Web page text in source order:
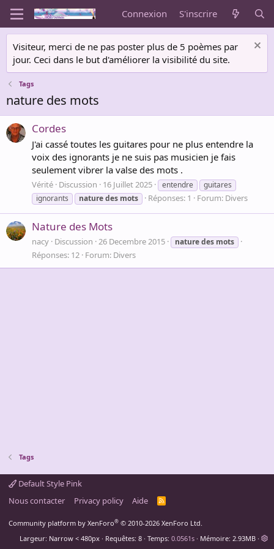
Connexion S'inscrire
Visiteur, merci de ne pas poster plus de 5 poèmes par
jour. Ceci dans le but d'améliorer la visibilité du site.
Tags
nature des mots
Cordes
J'ai cassé toutes les guitares pour ne plus entendre la
voix des ignorants je ne suis pas musicien je fais
seulement vibrer la valse des mots .
Vérité Discussion 16 Juillet 2025 entendre
guitares
ignorants
naturedes mots Réponses: 1 Forum: Divers
Nature des Mots
nacy Discussion 26 Decembre 2015 naturedes mots
Réponses: 12 Forum: Divers
Tags
Default Style Pink
Nous contacter
Privacy policy Aide
R
Community platform by XenForo® © 2010-2026 XenForo Ltd.
Largeur
Requêtes 8 Temps 0.0561s Mémoire 2.93MB